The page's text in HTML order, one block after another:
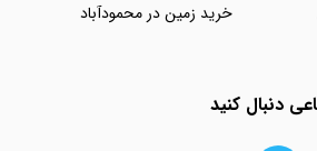
خرید زمین در محمودآباد
دنبال کنید